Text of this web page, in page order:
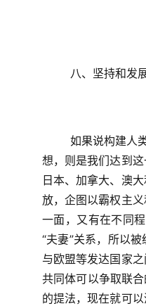
八、坚持和发
如果说构建人
想，则是我们达到
日本、加拿大、澳
放，企图以霸权主
一面，又有在不同
“夫妻”关系，所以
与欧盟等发达国家
共同体可以争取联
的提法，现在就可